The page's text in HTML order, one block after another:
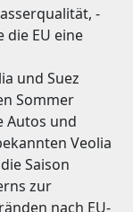
-
EU eine
und Suez
Sommer
Autos und
Veolia
Saison
zur
nach EU-